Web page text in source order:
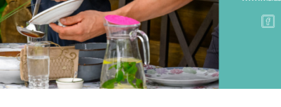
Laiks
8.00–20.00
Atrašanās vieta
Smiltenes novads
2026. gada lielākie notikumi Smiltenes